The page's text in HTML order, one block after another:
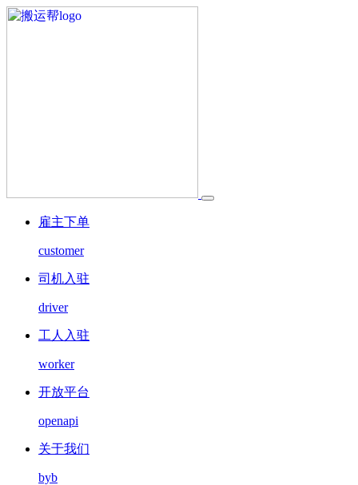
雇主下单
customer
司机入驻
driver
工人入驻
worker
开放平台
openapi
关于我们
byb